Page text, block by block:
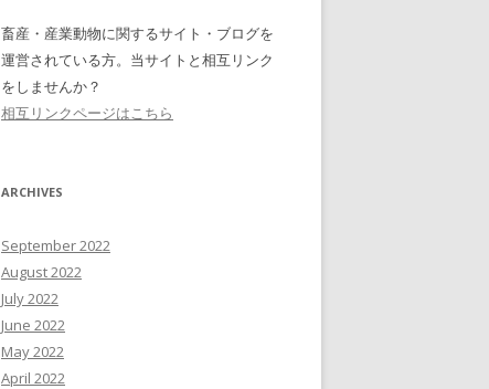
畜産・産業動物に関するサイト・ブログを
運営されている方。当サイトと相互リンク
をしませんか？
相互リンクページはこちら
ARCHIVES
September 2022
August 2022
July 2022
June 2022
May 2022
April 2022